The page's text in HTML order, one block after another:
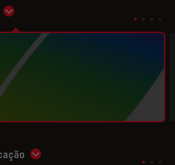
Show subnavigation
Show subnavigation